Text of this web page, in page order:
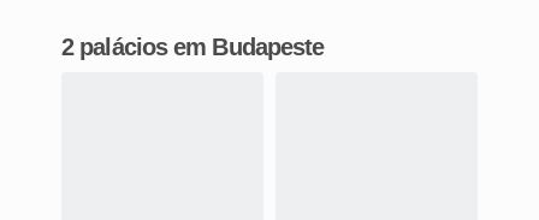
2 palácios em Budapeste